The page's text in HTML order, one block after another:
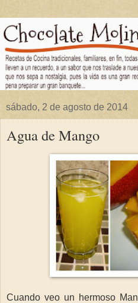
sábado, 2 de agosto de 2014
Agua de Mango
Cuando veo un hermoso